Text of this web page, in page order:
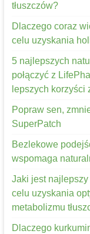
tłuszczów?
Dlaczego coraz
celu uzyskania
5 najlepszych
połączyć z
lepszych korzyści
Popraw sen,
SuperPatch
Bezlekowe
wspomaga
Jaki jest
celu uzyskania
metabolizmu
Dlaczego